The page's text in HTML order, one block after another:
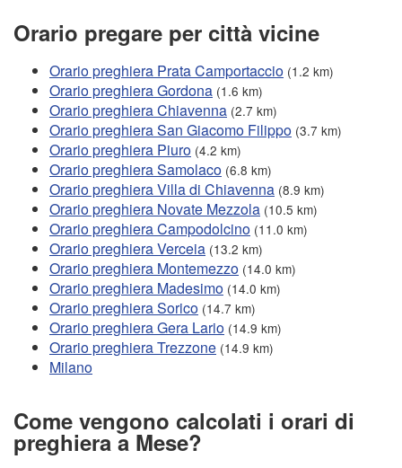
Orario pregare per città vicine
Orario preghiera Prata Camportaccio (1.2 km)
Orario preghiera Gordona (1.6 km)
Orario preghiera Chiavenna (2.7 km)
Orario preghiera San Giacomo Filippo (3.7 km)
Orario preghiera Piuro (4.2 km)
Orario preghiera Samolaco (6.8 km)
Orario preghiera Villa di Chiavenna (8.9 km)
Orario preghiera Novate Mezzola (10.5 km)
Orario preghiera Campodolcino (11.0 km)
Orario preghiera Verceia (13.2 km)
Orario preghiera Montemezzo (14.0 km)
Orario preghiera Madesimo (14.0 km)
Orario preghiera Sorico (14.7 km)
Orario preghiera Gera Lario (14.9 km)
Orario preghiera Trezzone (14.9 km)
Milano
Come vengono calcolati i orari di
preghiera a Mese?